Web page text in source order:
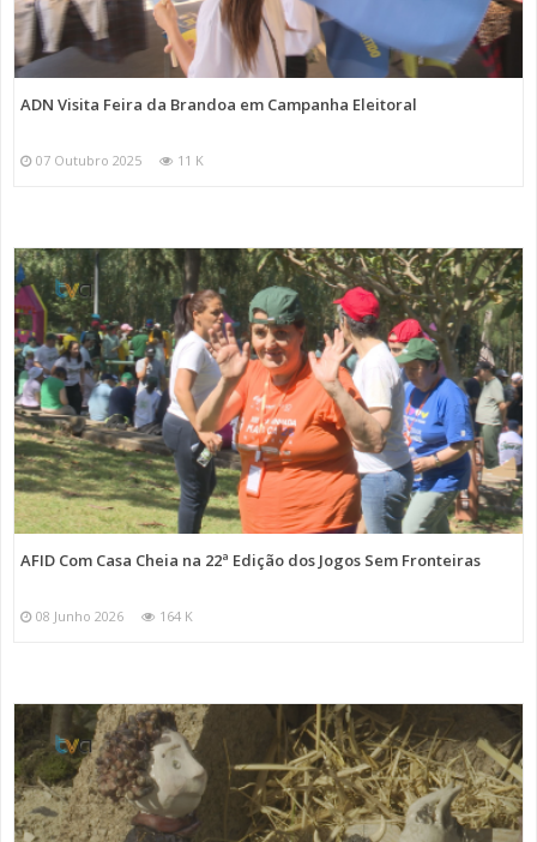
ADN Visita Feira da Brandoa em Campanha Eleitoral
07 Outubro 2025 11 K
AFID Com Casa Cheia na 22ª Edição dos Jogos Sem Fronteiras
08 Junho 2026 164 K